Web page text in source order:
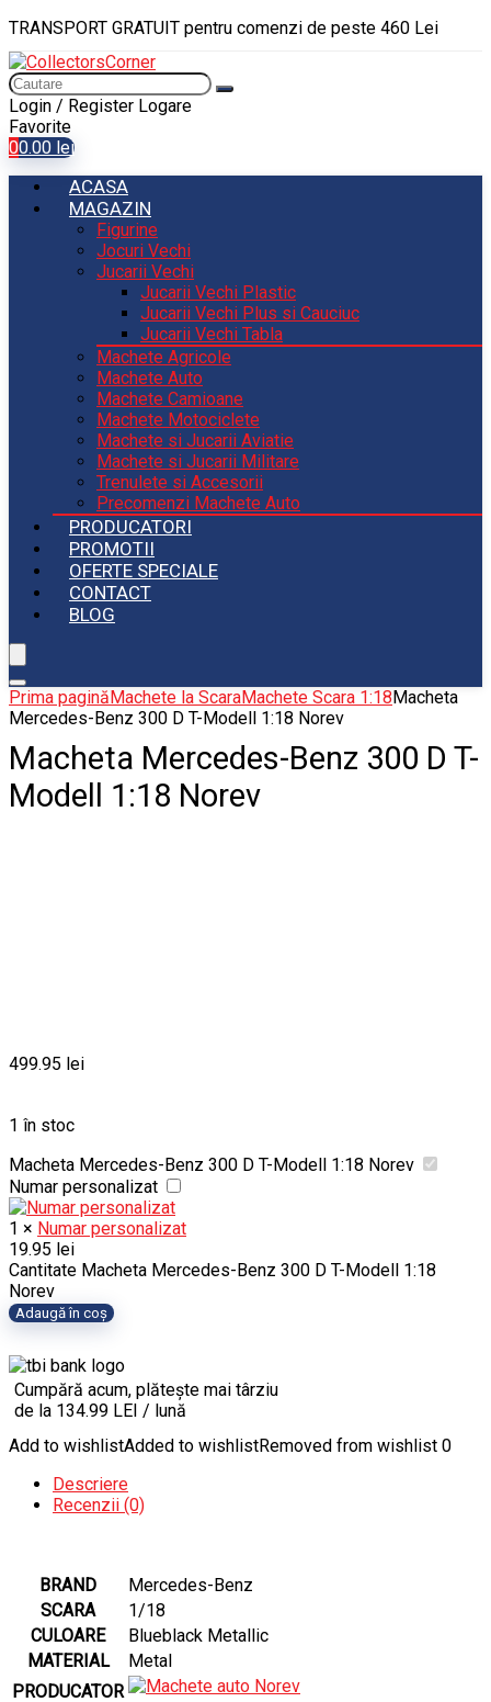
TRANSPORT GRATUIT pentru comenzi de peste 460 Lei
Login / Register Logare
Favorite
00.00 lei
ACASA
MAGAZIN
Figurine
Jocuri Vechi
Jucarii Vechi
Jucarii Vechi Plastic
Jucarii Vechi Plus si Cauciuc
Jucarii Vechi Tabla
Machete Agricole
Machete Auto
Machete Camioane
Machete Motociclete
Machete si Jucarii Aviatie
Machete si Jucarii Militare
Trenulete si Accesorii
Precomenzi Machete Auto
PRODUCATORI
PROMOTII
OFERTE SPECIALE
CONTACT
BLOG
Prima paginăMachete la ScaraMachete Scara 1:18Macheta
Mercedes-Benz 300 D T-Modell 1:18 Norev
Macheta Mercedes-Benz 300 D T-
Modell 1:18 Norev
499.95 lei
1 în stoc
Macheta Mercedes-Benz 300 D T-Modell 1:18 Norev
Numar personalizat
1 × Numar personalizat
19.95 lei
Cantitate Macheta Mercedes-Benz 300 D T-Modell 1:18
Norev
Adaugă în coș
Cumpără acum, plătește mai târziu
de la 134.99 LEI / lună
Add to wishlistAdded to wishlistRemoved from wishlist 0
Descriere
Recenzii (0)
BRAND
Mercedes-Benz
SCARA
1/18
CULOARE
Blueblack Metallic
MATERIAL
Metal
PRODUCATOR